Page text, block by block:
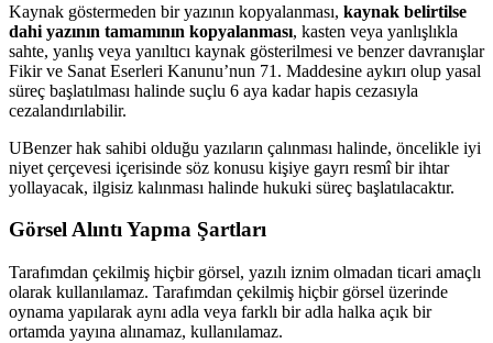
Kaynak göstermeden bir yazının kopyalanması, kaynak belirtilse
dahi yazının tamamının kopyalanması, kasten veya yanlışlıkla
sahte, yanlış veya yanıltıcı kaynak gösterilmesi ve benzer davranışlar
Fikir ve Sanat Eserleri Kanunu’nun 71. Maddesine aykırı olup yasal
süreç başlatılması halinde suçlu 6 aya kadar hapis cezasıyla
cezalandırılabilir.
UBenzer hak sahibi olduğu yazıların çalınması halinde, öncelikle iyi
niyet çerçevesi içerisinde söz konusu kişiye gayrı resmî bir ihtar
yollayacak, ilgisiz kalınması halinde hukuki süreç başlatılacaktır.
Görsel Alıntı Yapma Şartları
Tarafımdan çekilmiş hiçbir görsel, yazılı iznim olmadan ticari amaçlı
olarak kullanılamaz. Tarafımdan çekilmiş hiçbir görsel üzerinde
oynama yapılarak aynı adla veya farklı bir adla halka açık bir
ortamda yayına alınamaz, kullanılamaz.